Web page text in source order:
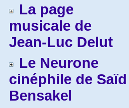
La page
musicale de
Jean-Luc Delut
Le Neurone
cinéphile de Saïd
Bensakel